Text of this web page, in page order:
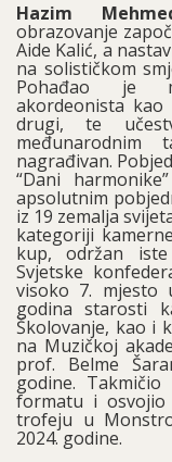
Hazim
obrazovanje
Aide Kalić, a
na solističkom
Pohađao je
akordeonista
drugi, te
međunarodnim
nagrađivan.
“Dani
apsolutnim
iz 19 zemalja
kategoriji
kup, održan
Svjetske
visoko 7. mjesto
godina starosti
Školovanje, kao i
na Muzičkoj
prof. Belme
godine.
formatu i osvojio
trofeju u
2024. godine.